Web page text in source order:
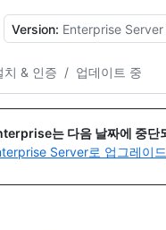
Version: Enterprise
치 & 인증 / 업데이트 중
는 다음 날짜에 중단
Server로 업그레이드